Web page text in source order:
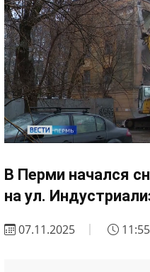
В Перми начался
на ул.
07.11.2025 11:55